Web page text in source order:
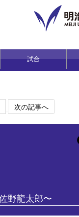
試合
次の記事へ
野龍太郎〜